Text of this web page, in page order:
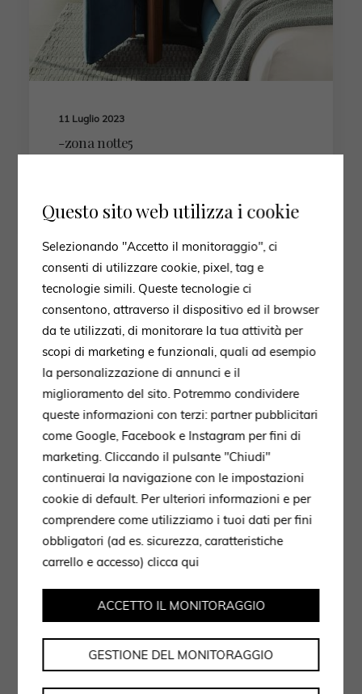
11 Luglio 2023
-zona notte5
AMBIENTI ZONA NOTTE
-zona notte4
by developer
Questo sito web utilizza i cookie
Selezionando "Accetto il monitoraggio", ci
consenti di utilizzare cookie, pixel, tag e
tecnologie simili. Queste tecnologie ci
consentono, attraverso il dispositivo ed il browser
da te utilizzati, di monitorare la tua attività per
scopi di marketing e funzionali, quali ad esempio
la personalizzazione di annunci e il
miglioramento del sito. Potremmo condividere
queste informazioni con terzi: partner pubblicitari
come Google, Facebook e Instagram per fini di
marketing. Cliccando il pulsante "Chiudi"
continuerai la navigazione con le impostazioni
cookie di default. Per ulteriori informazioni e per
comprendere come utilizziamo i tuoi dati per fini
obbligatori (ad es. sicurezza, caratteristiche
carrello e accesso)clicca qui
GESTIONE DEL MONITORAGGIO
ACCETTO IL MONITORAGGIO